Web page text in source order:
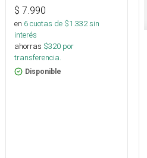
$ 7.990
en 6cuotas de $1.332sin
interés
ahorras $320 por
transferencia.
Disponible